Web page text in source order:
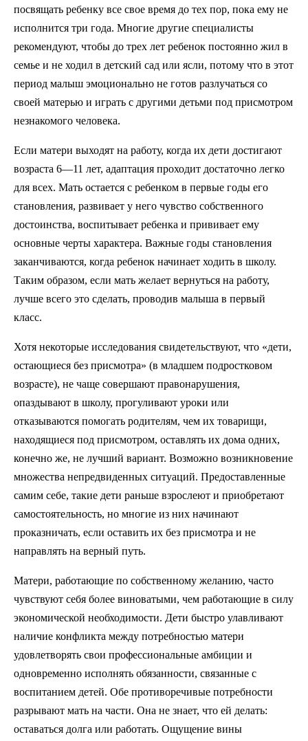
посвящать ребенку все свое время до тех пор, пока ему не
исполнится три года. Многие другие специалисты
рекомендуют, чтобы до трех лет ребенок постоянно жил в
семье и не ходил в детский сад или ясли, потому что в этот
период малыш эмоционально не готов разлучаться со
своей матерью и играть с другими детьми под присмотром
незнакомого человека.
Если матери выходят на работу, когда их дети достигают
возраста 6—11 лет, адаптация проходит достаточно легко
для всех. Мать остается с ребенком в первые годы его
становления, развивает у него чувство собственного
достоинства, воспитывает ребенка и прививает ему
основные черты характера. Важные годы становления
заканчиваются, когда ребенок начинает ходить в школу.
Таким образом, если мать желает вернуться на работу,
лучше всего это сделать, проводив малыша в первый
класс.
Хотя некоторые исследования свидетельствуют, что «дети,
остающиеся без присмотра» (в младшем подростковом
возрасте), не чаще совершают правонарушения,
опаздывают в школу, прогуливают уроки или
отказываются помогать родителям, чем их товарищи,
находящиеся под присмотром, оставлять их дома одних,
конечно же, не лучший вариант. Возможно возникновение
множества непредвиденных ситуаций. Предоставленные
самим себе, такие дети раньше взрослеют и приобретают
самостоятельность, но многие из них начинают
проказничать, если оставить их без присмотра и не
направлять на верный путь.
Матери, работающие по собственному желанию, часто
чувствуют себя более виноватыми, чем работающие в силу
экономической необходимости. Дети быстро улавливают
наличие конфликта между потребностью матери
удовлетворять свои профессиональные амбиции и
одновременно исполнять обязанности, связанные с
воспитанием детей. Обе противоречивые потребности
разрывают мать на части. Она не знает, что ей делать:
оставаться долга или работать. Ощущение вины